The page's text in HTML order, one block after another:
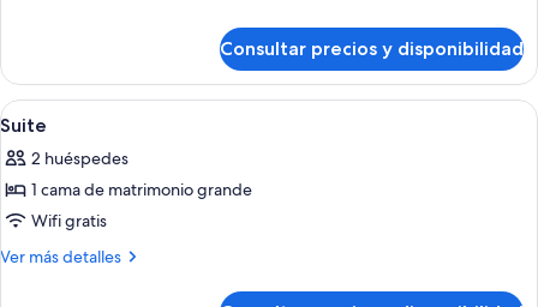
King
Room
Consultar precios y disponibilidad
Abrir
todas
las
fotos
de
Suite
Minibar, caja fuerte, escritorio y
18
Suite
2 huéspedes
1 cama de matrimonio grande
Wifi gratis
Ver más detalles
Más